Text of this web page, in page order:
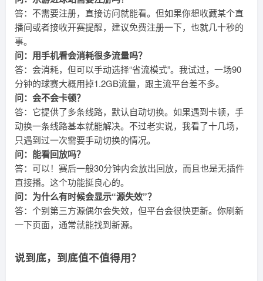
答：不需要注册，直接访问就能看。但如果你想收藏某个直
播间或者接收开赛提醒，建议免费注册一下，也就几十秒的
事。
问：用手机看会消耗很多流量吗？
答：会消耗，但可以手动选择“省流模式”。我试过，一场90
分钟的球赛大概用掉1.2GB流量，跟主流平台差不多。
问：会不会卡顿？
答：它提供了多条线路，默认自动切换。如果遇到卡顿，手
动换一条线路基本就能解决。不过老实说，我看了十几场，
只遇到过一次需要手动切换的情况。
问：能看回放吗？
答：可以！赛后一般30分钟内会放出回放，而且也是无插件
直接播。这个功能挺良心的。
问：为什么有时候会显示“源失效”？
答：个别第三方源偶尔会失效，但平台会很快更新。你刷新
一下页面，通常就能找到新源。
说到底，到底值不值得用？